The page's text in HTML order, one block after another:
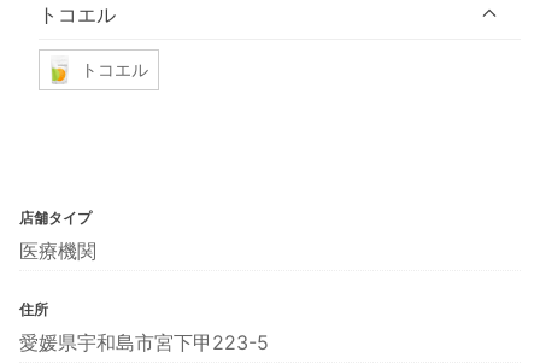
トコエル
トコエル
店舗タイプ
医療機関
住所
愛媛県宇和島市宮下甲223-5